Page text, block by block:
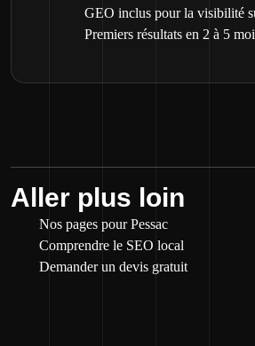
GEO inclus pour la visibilité
Premiers résultats en 2 à 5
Aller plus loin
Nos pages pour Pessac
Comprendre le SEO local
Demander un devis gratuit